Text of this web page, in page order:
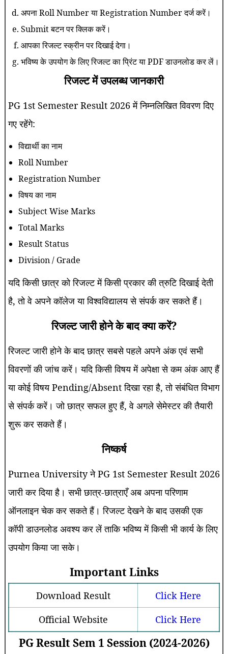
अपना Roll Number या Registration Number दर्ज करें।
Submit बटन पर क्लिक करें।
आपका रिजल्ट स्क्रीन पर दिखाई देगा।
भविष्य के उपयोग के लिए रिजल्ट का प्रिंट या PDF डाउनलोड कर लें।
रिजल्ट में उपलब्ध जानकारी
PG 1st Semester Result 2026 में निम्नलिखित विवरण दिए
गए रहेंगे:
विद्यार्थी का नाम
Roll Number
Registration Number
विषय का नाम
Subject Wise Marks
Total Marks
Result Status
Division / Grade
यदि किसी छात्र को रिजल्ट में किसी प्रकार की त्रुटि दिखाई देती
है, तो वे अपने कॉलेज या विश्वविद्यालय से संपर्क कर सकते हैं।
रिजल्ट जारी होने के बाद क्या करें?
रिजल्ट जारी होने के बाद छात्र सबसे पहले अपने अंक एवं सभी
विवरणों की जांच करें। यदि किसी विषय में अपेक्षा से कम अंक आए हैं
या कोई विषय Pending/Absent दिखा रहा है, तो संबंधित विभाग
से संपर्क करें। जो छात्र सफल हुए हैं, वे अगले सेमेस्टर की तैयारी
शुरू कर सकते हैं।
निष्कर्ष
Purnea University ने PG 1st Semester Result 2026
जारी कर दिया है। सभी छात्र-छात्राएँ अब अपना परिणाम
ऑनलाइन चेक कर सकते हैं। रिजल्ट देखने के बाद उसकी एक
कॉपी डाउनलोड अवश्य कर लें ताकि भविष्य में किसी भी कार्य के लिए
उपयोग किया जा सके।
Important Links
Download Result
Click Here
Official Website
Click Here
PG Result Sem 1 Session (2024-2026)